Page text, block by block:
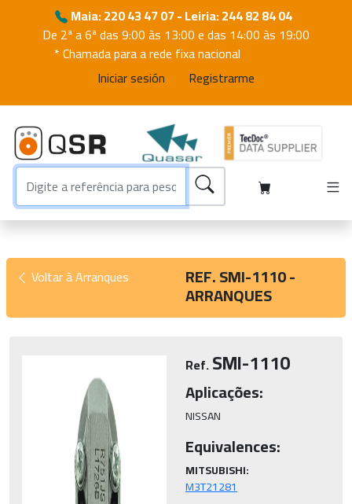
Maia: 220 43 47 07 - Leiria: 244 82 84 04
De 2ª a 6ª das 9:00 às 13:00 e das 14:00 às 19:00
* Chamada para a rede fixa nacional
Iniciar sesión
Registrarme
Voltar à Arranques REF. SMI-1110 -
ARRANQUES
Ref.SMI-1110
Aplicações:
NISSAN
Equivalences:
MITSUBISHI: